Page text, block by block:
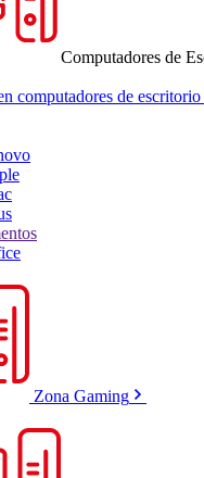
Computadores de
computadores de
Zona Gaming